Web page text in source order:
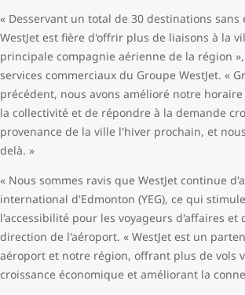
« Desservant un total de 30 destinations
WestJet est fière d'offrir plus de liaisons à la
principale compagnie aérienne de la région
services commerciaux du Groupe WestJet. «
précédent, nous avons amélioré notre
la collectivité et de répondre à la demande
provenance de la ville l'hiver prochain, et
delà. »
« Nous sommes ravis que WestJet continue
international d'Edmonton (YEG), ce qui
l'accessibilité pour les voyageurs d'affaires
direction de l'aéroport. « WestJet est un
aéroport et notre région, offrant plus de vols
croissance économique et améliorant la